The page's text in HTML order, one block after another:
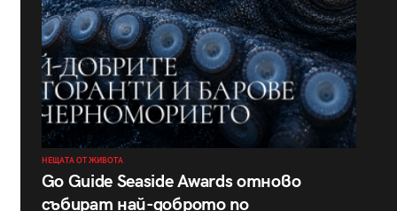
НЕЩАТА ОТ ЖИВОТА
Go Guide Seaside Awards отново
събират най-доброто по